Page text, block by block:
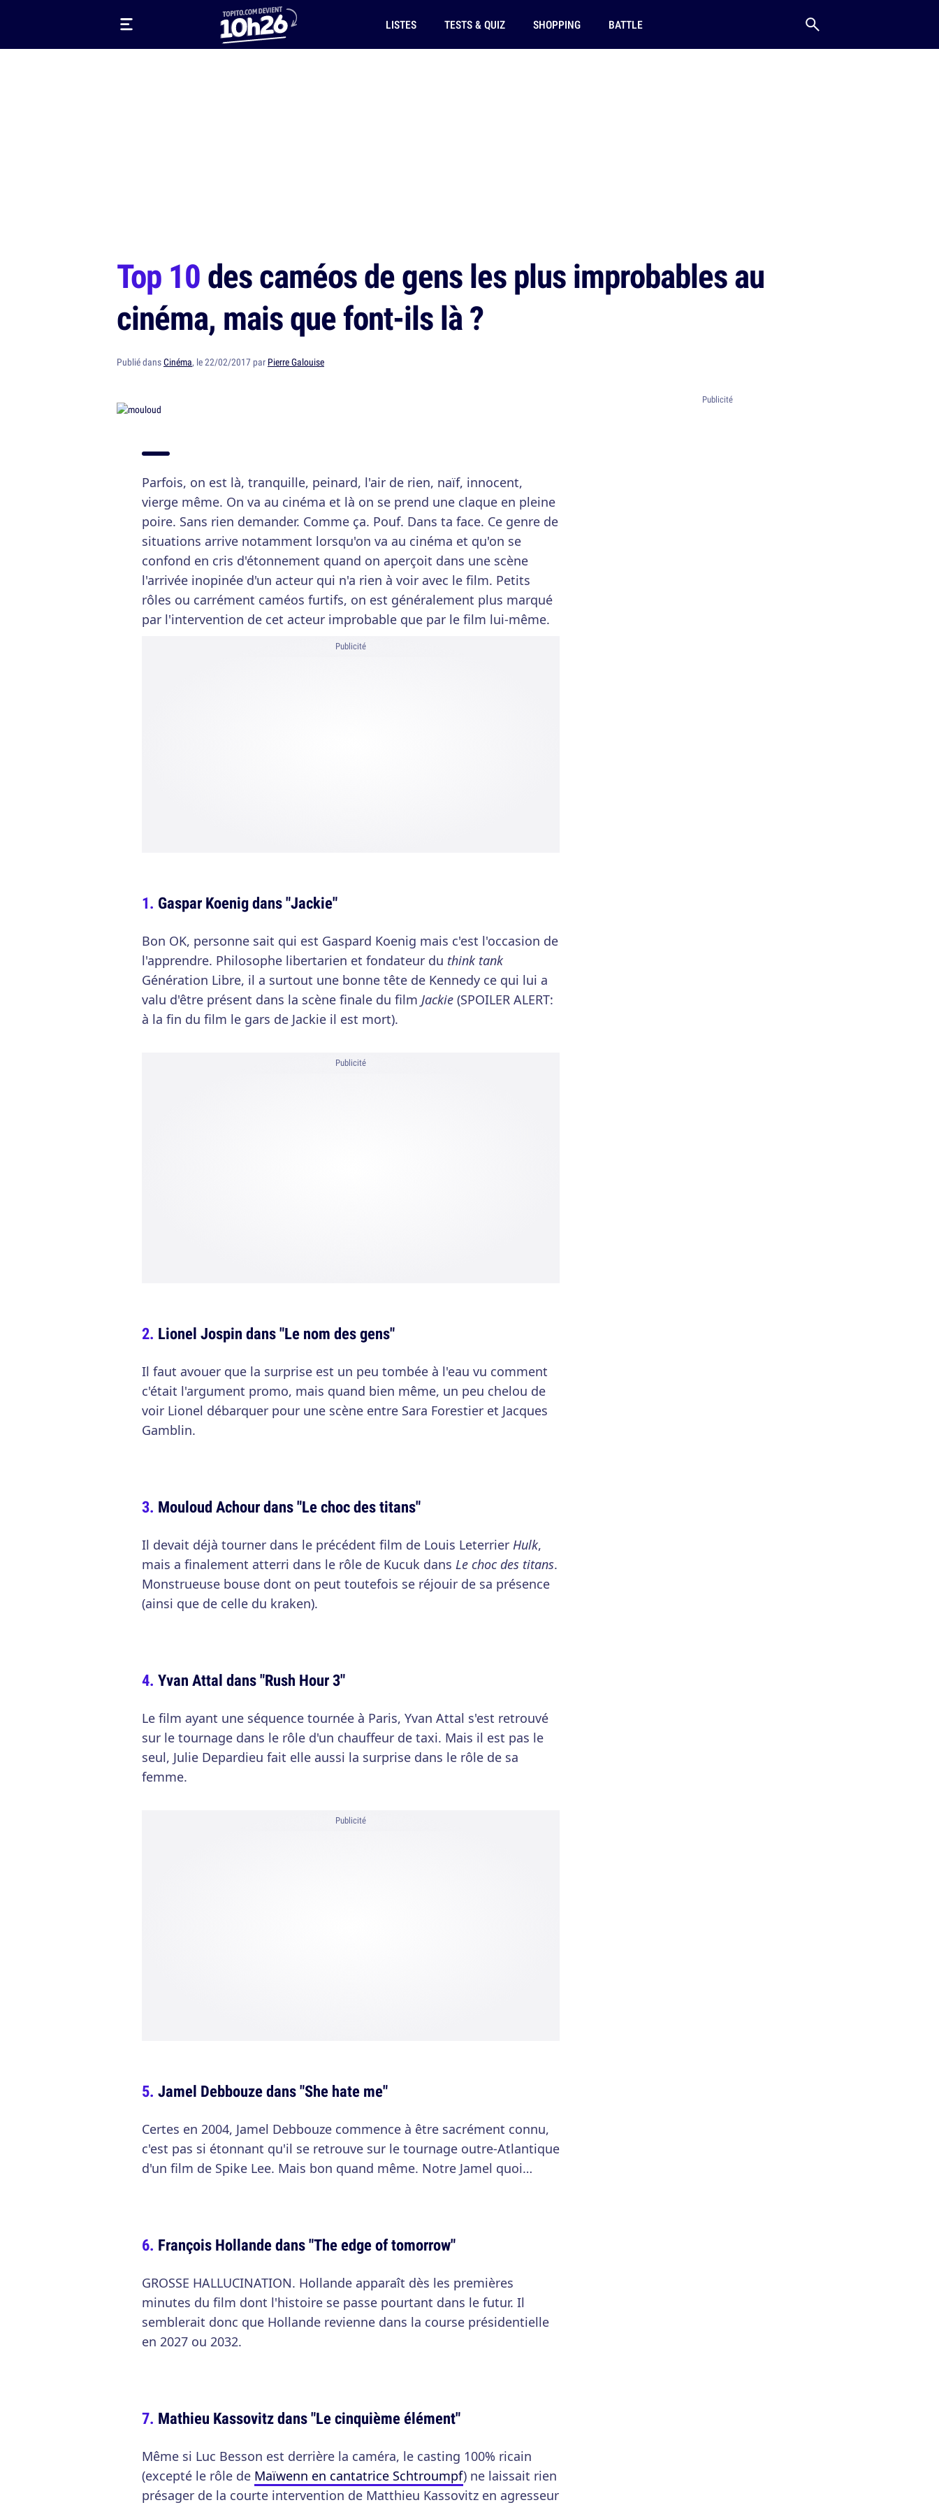
LISTES TESTS & QUIZ SHOPPING BATTLE
Top 10des caméos de gens les plus improbables au
cinéma, mais que font-ils là ?
Publié dansCinéma, le 22/02/2017 par Pierre Galouise
Parfois, on est là, tranquille, peinard, l'air de rien, naïf, innocent,
vierge même. On va au cinéma et là on se prend une claque en pleine
poire. Sans rien demander. Comme ça. Pouf. Dans ta face. Ce genre de
situations arrive notamment lorsqu'on va au cinéma et qu'on se
confond en cris d'étonnement quand on aperçoit dans une scène
l'arrivée inopinée d'un acteur qui n'a rien à voir avec le film. Petits
rôles ou carrément caméos furtifs, on est généralement plus marqué
par l'intervention de cet acteur improbable que par le film lui-même.
Publicité
Gaspar Koenig dans "Jackie"
Bon OK, personne sait qui est Gaspard Koenig mais c'est l'occasion de
l'apprendre. Philosophe libertarien et fondateur du think tank
Génération Libre, il a surtout une bonne tête de Kennedy ce qui lui a
valu d'être présent dans la scène finale du film Jackie (SPOILER ALERT:
à la fin du film le gars de Jackie il est mort).
Publicité
Lionel Jospin dans "Le nom des gens"
Il faut avouer que la surprise est un peu tombée à l'eau vu comment
c'était l'argument promo, mais quand bien même, un peu chelou de
voir Lionel débarquer pour une scène entre Sara Forestier et Jacques
Gamblin.
Mouloud Achour dans "Le choc des titans"
Il devait déjà tourner dans le précédent film de Louis Leterrier Hulk,
mais a finalement atterri dans le rôle de Kucuk dans Le choc des titans.
Monstrueuse bouse dont on peut toutefois se réjouir de sa présence
(ainsi que de celle du kraken).
Yvan Attal dans "Rush Hour 3"
Le film ayant une séquence tournée à Paris, Yvan Attal s'est retrouvé
sur le tournage dans le rôle d'un chauffeur de taxi. Mais il est pas le
seul, Julie Depardieu fait elle aussi la surprise dans le rôle de sa
femme.
Publicité
Jamel Debbouze dans "She hate me"
Certes en 2004, Jamel Debbouze commence à être sacrément connu,
c'est pas si étonnant qu'il se retrouve sur le tournage outre-Atlantique
d'un film de Spike Lee. Mais bon quand même. Notre Jamel quoi…
François Hollande dans "The edge of tomorrow"
GROSSE HALLUCINATION. Hollande apparaît dès les premières
minutes du film dont l'histoire se passe pourtant dans le futur. Il
semblerait donc que Hollande revienne dans la course présidentielle
en 2027 ou 2032.
Mathieu Kassovitz dans "Le cinquième élément"
Même si Luc Besson est derrière la caméra, le casting 100% ricain
(excepté le rôle de Maïwenn en cantatrice Schtroumpf) ne laissait rien
présager de la courte intervention de Matthieu Kassovitz en agresseur